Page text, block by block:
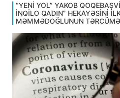
“YENİ YOL” YAKOB
İNQİLO QADIN” HEKAYƏSİNİ
MƏMMƏDOĞLUNUN